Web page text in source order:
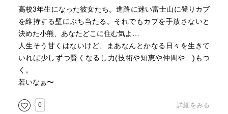
高校3年生になった彼女たち。進路に迷い富士山に登りカブ
を維持する壁にぶち当たる。それでもカブを手放さないと
決めた小熊、あなたどこに住む気よ…
人生そう甘くはないけど、まあなんとかなる日々を生きて
いれば少しずつ賢くなるし力(技術や知恵や仲間や…)もつ
く。
若いなぁ〜
0 詳細をみる